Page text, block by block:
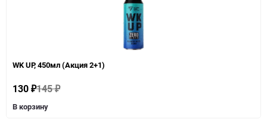
WK UP, 450мл (Акция 2+1)
130 ₽145₽
В корзину